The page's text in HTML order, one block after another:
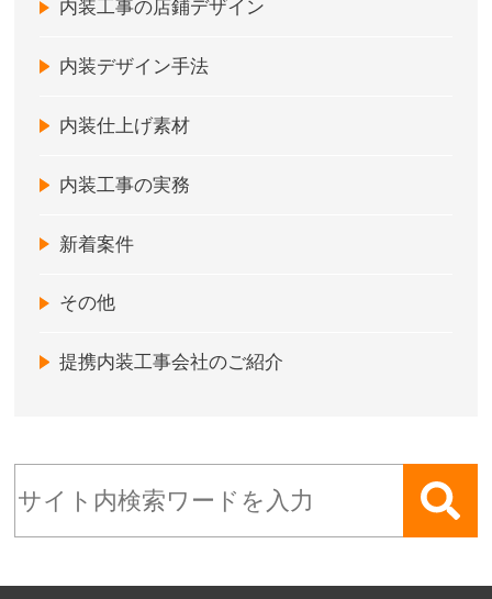
内装工事の店鋪デザイン
内装デザイン手法
内装仕上げ素材
内装工事の実務
新着案件
その他
提携内装工事会社のご紹介